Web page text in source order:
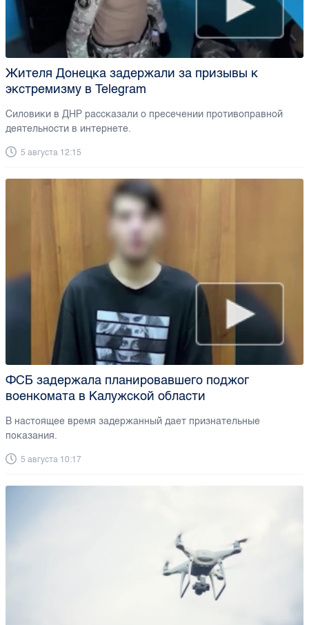
Жителя Донецка задержали за призывы к
экстремизму в Telegram
Силовики в ДНР рассказали о пресечении противоправной
деятельности в интернете.
5 августа 12:15
ФСБ задержала планировавшего поджог
военкомата в Калужской области
В настоящее время задержанный дает признательные
показания.
5 августа 10:17